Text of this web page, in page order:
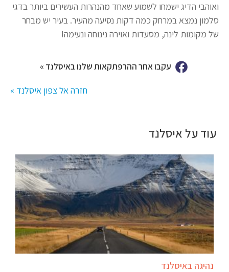
ואוהבי הדיג ישמחו לשמוע שאחד מהנהרות העשירים ביותר בדגי
סלמון נמצא במרחק כמה דקות נסיעה מהעיר. בעיר יש מבחר
של מקומות לינה, מסעדות ואוירה נינוחה ונעימה!
עקבו אחר ההרפתקאות שלנו באיסלנד »
חזרה אל צפון איסלנד »
עוד על איסלנד
נהיגה באיסלנד